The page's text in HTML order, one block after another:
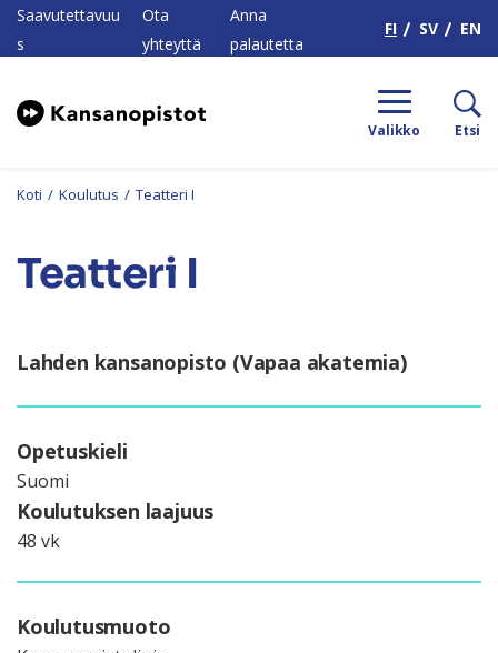
Saavutettavuu
s
Ota
yhteyttä
Anna
palautetta
FI SV EN
Valikko Etsi
Koti / Koulutus / Teatteri I
Teatteri I
Lahden kansanopisto (Vapaa akatemia)
Opetuskieli
Suomi
Koulutuksen laajuus
48 vk
Koulutusmuoto